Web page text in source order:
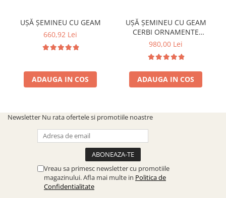
UȘĂ ȘEMINEU CU GEAM
660,92 Lei
ADAUGA IN COS
UȘĂ ȘEMINEU CU GEAM
CERBI ORNAMENTE
ARGINTII MARE
980,00 Lei
ADAUGA IN COS
Newsletter Nu rata ofertele si promotiile noastre
Vreau sa primesc newsletter cu promotiile
magazinului. Afla mai multe in Politica de
Confidentialitate